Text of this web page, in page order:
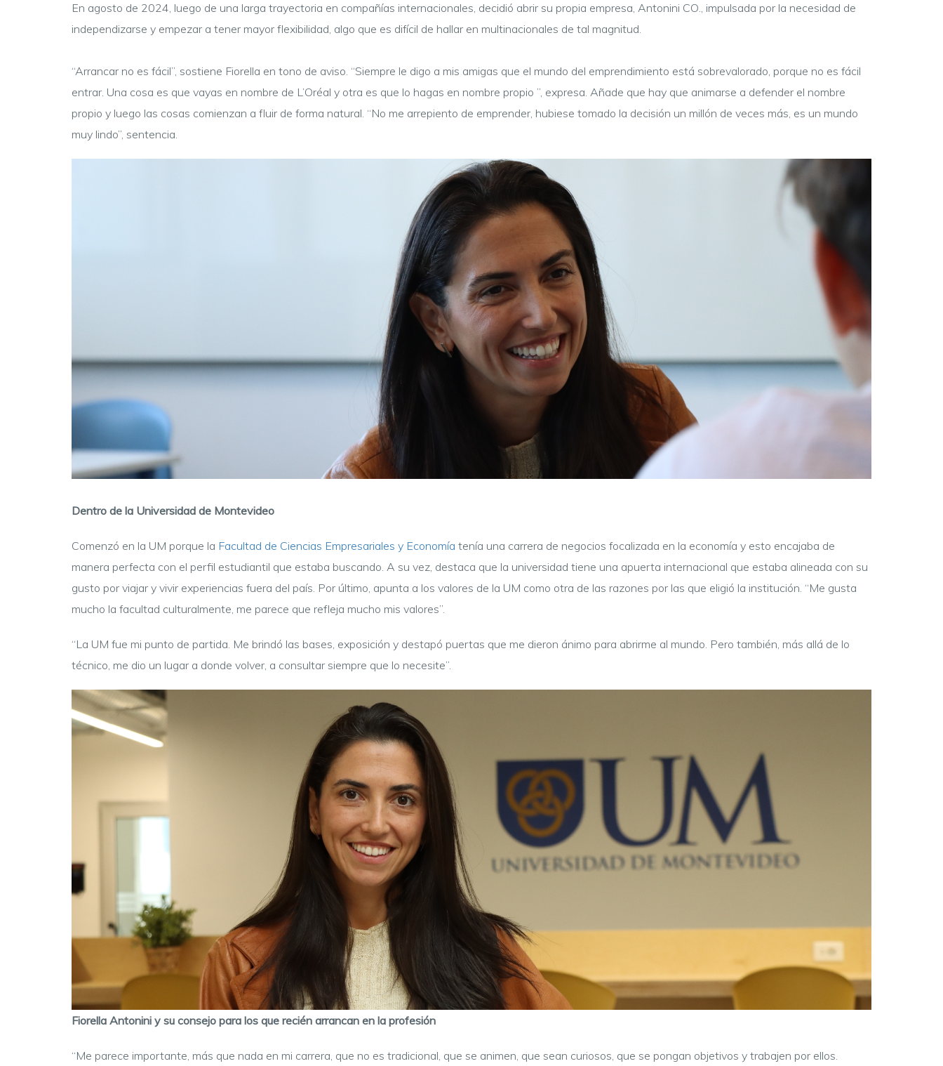
En agosto de 2024, luego de una larga trayectoria en compañías internacionales, decidió abrir su propia empresa, Antonini CO., impulsada por la necesidad de
independizarse y empezar a tener mayor flexibilidad, algo que es difícil de hallar en multinacionales de tal magnitud.
“Arrancar no es fácil”, sostiene Fiorella en tono de aviso. “Siempre le digo a mis amigas que el mundo del emprendimiento está sobrevalorado, porque no es fácil
entrar. Una cosa es que vayas en nombre de L’Oréal y otra es que lo hagas en nombre propio ”, expresa. Añade que hay que animarse a defender el nombre
propio y luego las cosas comienzan a fluir de forma natural. “No me arrepiento de emprender, hubiese tomado la decisión un millón de veces más, es un mundo
muy lindo”, sentencia.
Dentro de la Universidad de Montevideo
Comenzó en la UM porque la Facultad de Ciencias Empresariales y Economía tenía una carrera de negocios focalizada en la economía y esto encajaba de
manera perfecta con el perfil estudiantil que estaba buscando. A su vez, destaca que la universidad tiene una apuerta internacional que estaba alineada con su
gusto por viajar y vivir experiencias fuera del país. Por último, apunta a los valores de la UM como otra de las razones por las que eligió la institución. “Me gusta
mucho la facultad culturalmente, me parece que refleja mucho mis valores”.
“La UM fue mi punto de partida. Me brindó las bases, exposición y destapó puertas que me dieron ánimo para abrirme al mundo. Pero también, más allá de lo
técnico, me dio un lugar a donde volver, a consultar siempre que lo necesite”.
Fiorella Antonini y su consejo para los que recién arrancan en la profesión
“Me parece importante, más que nada en mi carrera, que no es tradicional, que se animen, que sean curiosos, que se pongan objetivos y trabajen por ellos.